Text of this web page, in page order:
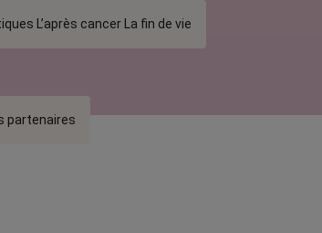
L’après cancer La fin de vie
partenaires